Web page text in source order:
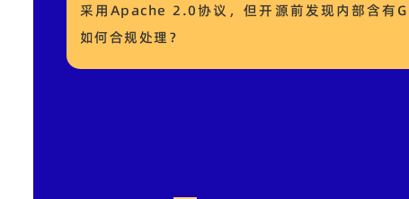
采用Apache 2.0协议，但开源前发现内部含有
如何合规处理？